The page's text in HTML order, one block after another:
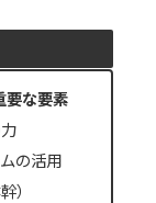
要な要素
の活用
）